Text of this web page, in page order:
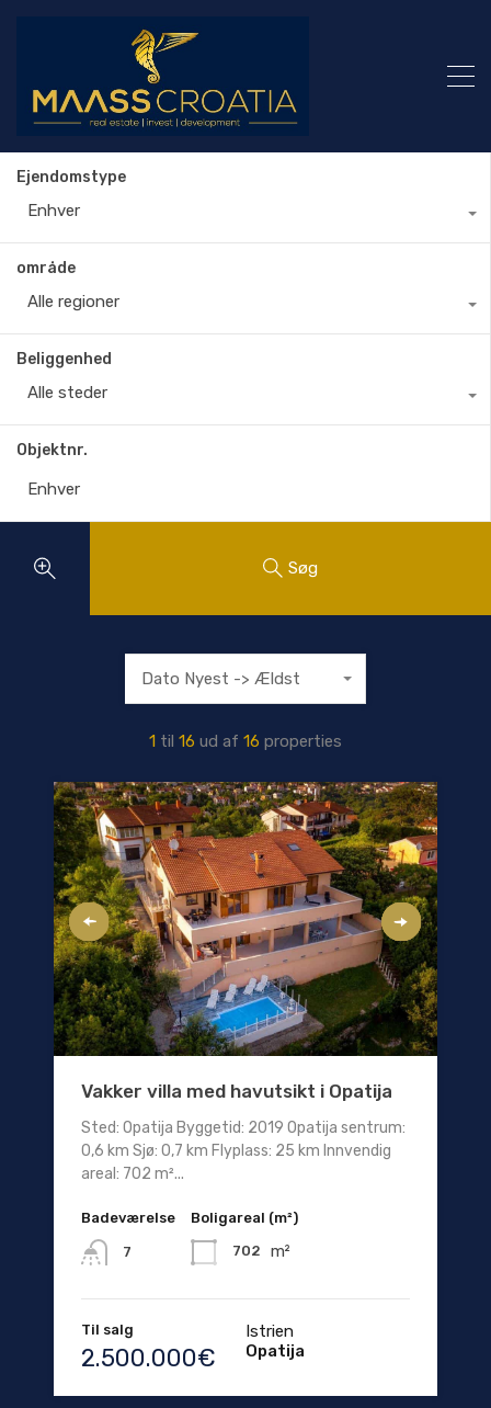
Ejendomstype
Enhver
område
Alle regioner
Beliggenhed
Alle steder
Objektnr.
Søg
1 til 16 ud af 16 properties
Dato Nyest -> Ældst
Vakker villa med havutsikt i Opatija
Sted: Opatija Byggetid: 2019 Opatija sentrum:
0,6 km Sjø: 0,7 km Flyplass: 25 km Innvendig
areal: 702 m²...
Badeværelse
7
Boligareal (m²)
702 m²
Til salg
2.500.000€
Istrien
Opatija